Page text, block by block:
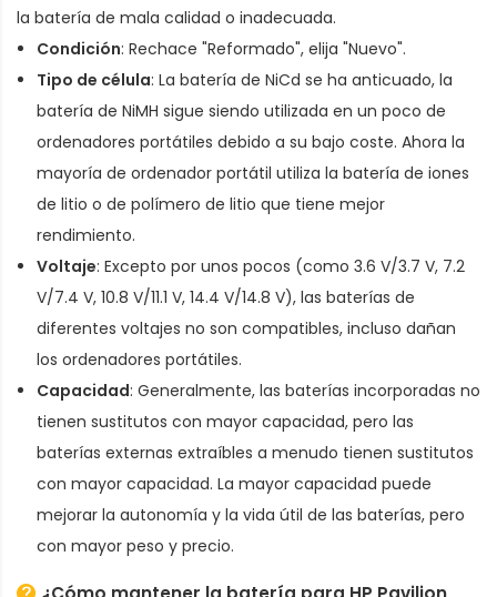
la batería de mala calidad o inadecuada.
Condición: Rechace "Reformado", elija "Nuevo".
Tipo de célula: La batería de NiCd se ha anticuado, la
batería de NiMH sigue siendo utilizada en un poco de
ordenadores portátiles debido a su bajo coste. Ahora la
mayoría de ordenador portátil utiliza la batería de iones
de litio o de polímero de litio que tiene mejor
rendimiento.
Voltaje: Excepto por unos pocos (como 3.6 V/3.7 V, 7.2
V/7.4 V, 10.8 V/11.1 V, 14.4 V/14.8 V), las baterías de
diferentes voltajes no son compatibles, incluso dañan
los ordenadores portátiles.
Capacidad: Generalmente, las baterías incorporadas no
tienen sustitutos con mayor capacidad, pero las
baterías externas extraíbles a menudo tienen sustitutos
con mayor capacidad. La mayor capacidad puede
mejorar la autonomía y la vida útil de las baterías, pero
con mayor peso y precio.